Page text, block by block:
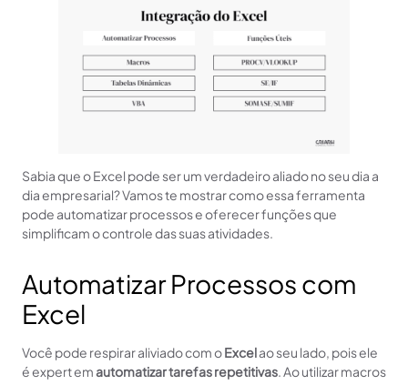
Sabia que o Excel pode ser um verdadeiro aliado no seu dia a
dia empresarial? Vamos te mostrar como essa ferramenta
pode automatizar processos e oferecer funções que
simplificam o controle das suas atividades.
Automatizar Processos com
Excel
Você pode respirar aliviado com oExcelao seu lado, pois ele
é expert emautomatizar tarefas repetitivas. Ao utilizar macros